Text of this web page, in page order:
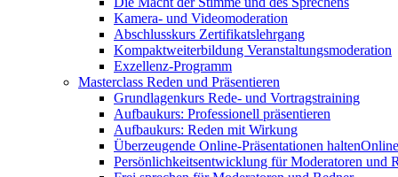
Kamera- und Videomoderation
Abschlusskurs Zertifikatslehrgang
Kompaktweiterbildung Veranstaltungsmoderation
Exzellenz-Programm
Masterclass Reden und Präsentieren
Grundlagenkurs Rede- und Vortragstraining
Aufbaukurs: Professionell präsentieren
Aufbaukurs: Reden mit Wirkung
Überzeugende Online-Präsentationen halten
Persönlichkeitsentwicklung für Moderatoren und